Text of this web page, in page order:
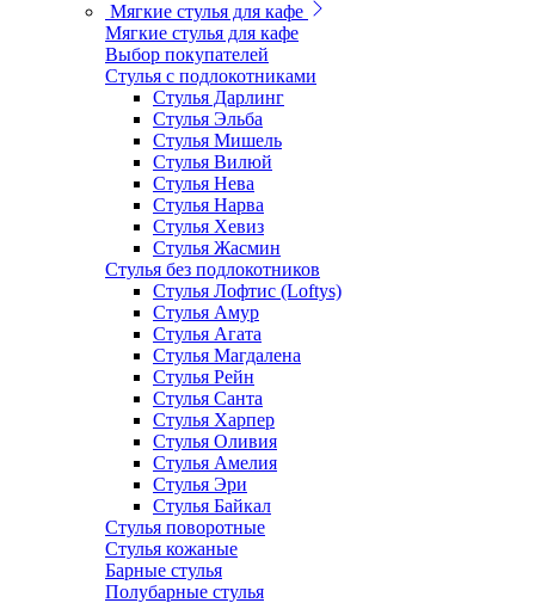
Мягкие стулья для кафе
Мягкие стулья для кафе
Выбор покупателей
Стулья с подлокотниками
Стулья Дарлинг
Стулья Эльба
Стулья Мишель
Стулья Вилюй
Стулья Нева
Стулья Нарва
Стулья Хевиз
Стулья Жасмин
Стулья без подлокотников
Стулья Лофтис (Loftys)
Стулья Амур
Стулья Агата
Стулья Магдалена
Стулья Рейн
Стулья Санта
Стулья Харпер
Стулья Оливия
Стулья Амелия
Стулья Эри
Стулья Байкал
Стулья поворотные
Стулья кожаные
Барные стулья
Полубарные стулья